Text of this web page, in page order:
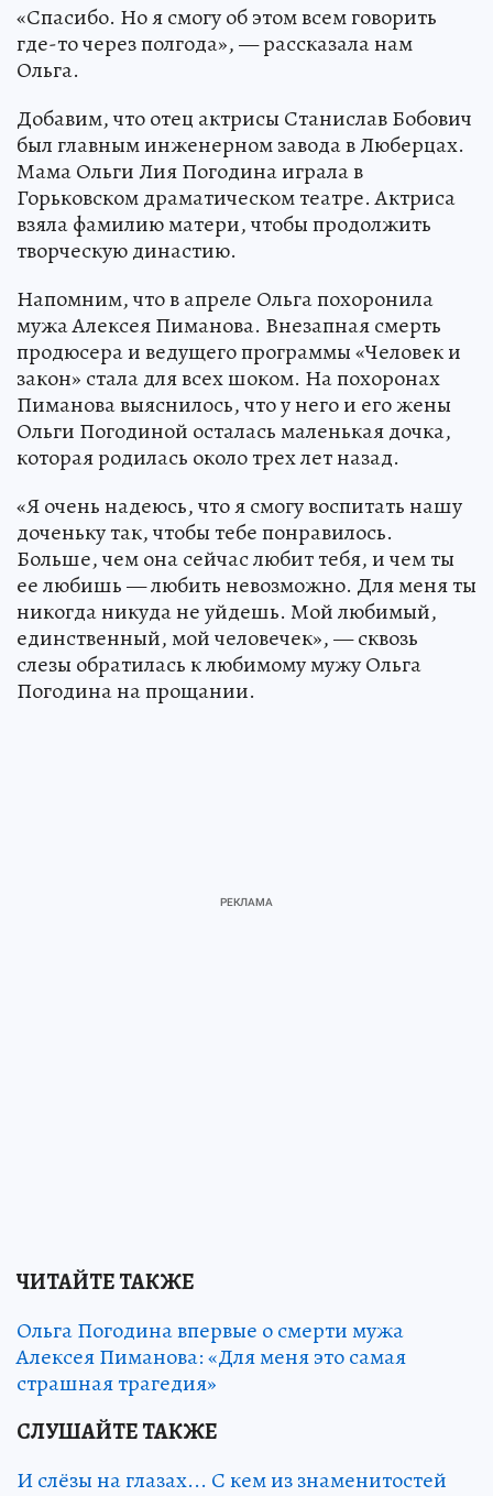
«Спасибо. Но я смогу об этом всем говорить
где-то через полгода», — рассказала нам
Ольга.
Добавим, что отец актрисы Станислав Бобович
был главным инженерном завода в Люберцах.
Мама Ольги Лия Погодина играла в
Горьковском драматическом театре. Актриса
взяла фамилию матери, чтобы продолжить
творческую династию.
Напомним, что в апреле Ольга похоронила
мужа Алексея Пиманова. Внезапная смерть
продюсера и ведущего программы «Человек и
закон» стала для всех шоком. На похоронах
Пиманова выяснилось, что у него и его жены
Ольги Погодиной осталась маленькая дочка,
которая родилась около трех лет назад.
«Я очень надеюсь, что я смогу воспитать нашу
доченьку так, чтобы тебе понравилось.
Больше, чем она сейчас любит тебя, и чем ты
ее любишь — любить невозможно. Для меня ты
никогда никуда не уйдешь. Мой любимый,
единственный, мой человечек», — сквозь
слезы обратилась к любимому мужу Ольга
Погодина на прощании.
ЧИТАЙТЕ ТАКЖЕ
Ольга Погодина впервые о смерти мужа
Алексея Пиманова: «Для меня это самая
страшная трагедия»
СЛУШАЙТЕ ТАКЖЕ
И слёзы на глазах... С кем из знаменитостей